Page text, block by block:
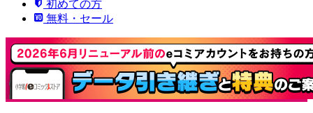
初めての方
無料・セール